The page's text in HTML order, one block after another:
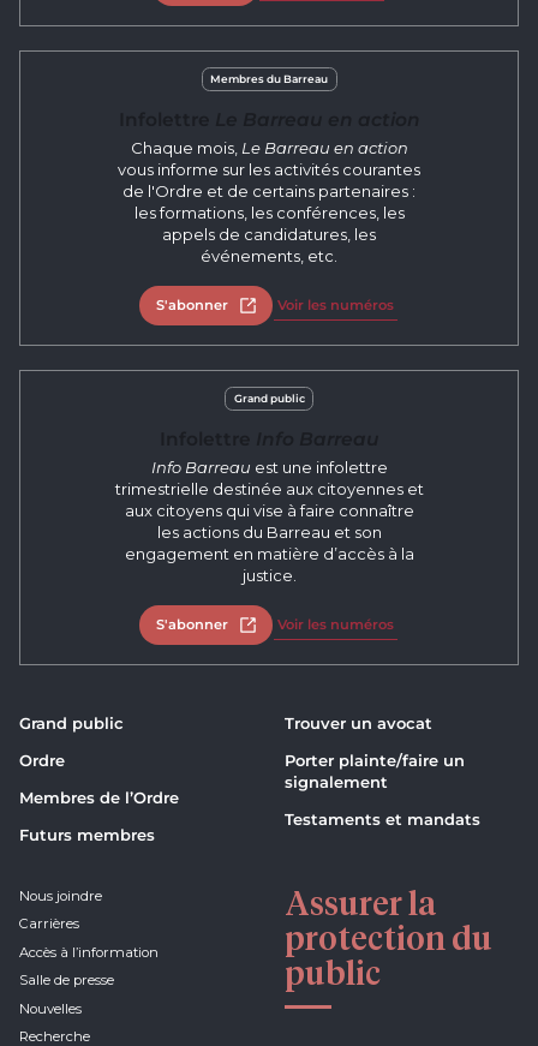
Membres du Barreau
Chaque mois, Le Barreau en action
vous informe sur les activités courantes
de l'Ordre et de certains partenaires :
les formations, les conférences, les
appels de candidatures, les
événements, etc.
S'abonner Ouvrir dans un nouvel onglet
Voir les numéros
Grand public
Info Barreau est une infolettre
trimestrielle destinée aux citoyennes et
aux citoyens qui vise à faire connaître
les actions du Barreau et son
engagement en matière d’accès à la
justice.
S'abonner Ouvrir dans un nouvel onglet
Voir les numéros
Grand public
Ordre
Membres de l’Ordre
Futurs membres
Trouver un avocat
Porter plainte/faire un
signalement
Testaments et mandats
Nous joindre
Carrières
Accès à l’information
Salle de presse
Nouvelles
Recherche
Assurer la
protection du
public